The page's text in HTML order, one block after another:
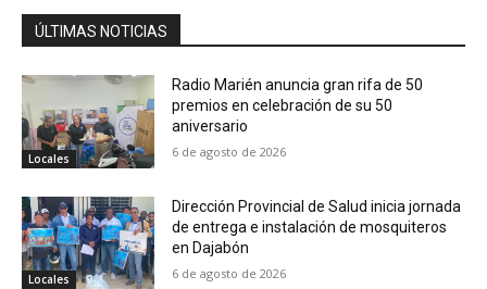
ÚLTIMAS NOTICIAS
Locales
Radio Marién anuncia gran rifa de 50
premios en celebración de su 50
aniversario
6 de agosto de 2026
Locales
Dirección Provincial de Salud inicia jornada
de entrega e instalación de mosquiteros
en Dajabón
6 de agosto de 2026